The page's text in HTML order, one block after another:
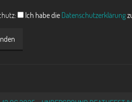
Ich habe dieDatenschutzerklärung